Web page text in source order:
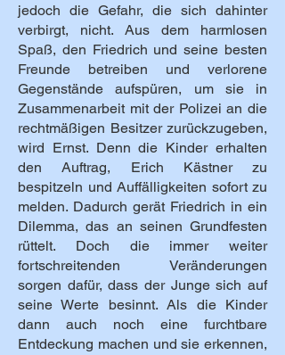
jedoch die Gefahr, die sich dahinter
verbirgt, nicht. Aus dem harmlosen
Spaß, den Friedrich und seine besten
Freunde betreiben und verlorene
Gegenstände aufspüren, um sie in
Zusammenarbeit mit der Polizei an die
rechtmäßigen Besitzer zurückzugeben,
wird Ernst. Denn die Kinder erhalten
den Auftrag, Erich Kästner zu
bespitzeln und Auffälligkeiten sofort zu
melden. Dadurch gerät Friedrich in ein
Dilemma, das an seinen Grundfesten
rüttelt. Doch die immer weiter
fortschreitenden Veränderungen
sorgen dafür, dass der Junge sich auf
seine Werte besinnt. Als die Kinder
dann auch noch eine furchtbare
Entdeckung machen und sie erkennen,